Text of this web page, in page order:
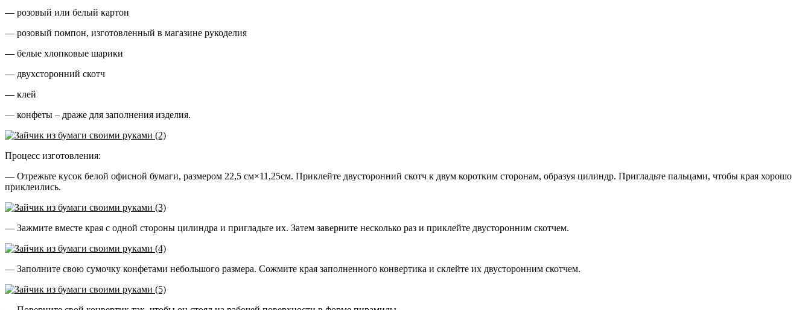
— розовый или белый картон
— розовый помпон, изготовленный в магазине рукоделия
— белые хлопковые шарики
— двухсторонний скотч
— клей
— конфеты – драже для заполнения изделия.
Процесс изготовления:
— Отрежьте кусок белой офисной бумаги, размером 22,5 см×11,25см. Приклейте двусторонний скотч к двум коротким сторонам, образуя цилиндр. Пригладьте пальцами, чтобы края хорошо
приклеились.
— Зажмите вместе края с одной стороны цилиндра и пригладьте их. Затем заверните несколько раз и приклейте двусторонним скотчем.
— Заполните свою сумочку конфетами небольшого размера. Сожмите края заполненного конвертика и склейте их двусторонним скотчем.